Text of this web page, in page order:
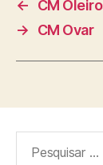
←
CM
→
CM Ovar
por: